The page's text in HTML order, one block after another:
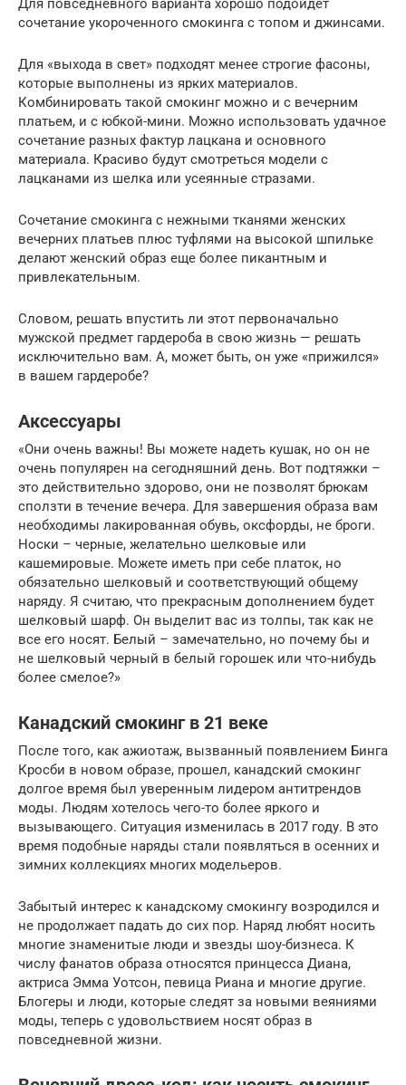
сочетание укороченного смокинга с топом и джинсами.
Для «выхода в свет» подходят менее строгие фасоны,
которые выполнены из ярких материалов.
Комбинировать такой смокинг можно и с вечерним
платьем, и с юбкой-мини. Можно использовать удачное
сочетание разных фактур лацкана и основного
материала. Красиво будут смотреться модели с
лацканами из шелка или усеянные стразами.
Сочетание смокинга с нежными тканями женских
вечерних платьев плюс туфлями на высокой шпильке
делают женский образ еще более пикантным и
привлекательным.
Словом, решать впустить ли этот первоначально
мужской предмет гардероба в свою жизнь — решать
исключительно вам. А, может быть, он уже «прижился»
в вашем гардеробе?
Аксессуары
«Они очень важны! Вы можете надеть кушак, но он не
очень популярен на сегодняшний день. Вот подтяжки –
это действительно здорово, они не позволят брюкам
сползти в течение вечера. Для завершения образа вам
необходимы лакированная обувь, оксфорды, не броги.
Носки – черные, желательно шелковые или
кашемировые. Можете иметь при себе платок, но
обязательно шелковый и соответствующий общему
наряду. Я считаю, что прекрасным дополнением будет
шелковый шарф. Он выделит вас из толпы, так как не
все его носят. Белый – замечательно, но почему бы и
не шелковый черный в белый горошек или что-нибудь
более смелое?»
Канадский смокинг в 21 веке
После того, как ажиотаж, вызванный появлением Бинга
Кросби в новом образе, прошел, канадский смокинг
долгое время был уверенным лидером антитрендов
моды. Людям хотелось чего-то более яркого и
вызывающего. Ситуация изменилась в 2017 году. В это
время подобные наряды стали появляться в осенних и
зимних коллекциях многих модельеров.
Забытый интерес к канадскому смокингу возродился и
не продолжает падать до сих пор. Наряд любят носить
многие знаменитые люди и звезды шоу-бизнеса. К
числу фанатов образа относятся принцесса Диана,
актриса Эмма Уотсон, певица Риана и многие другие.
Блогеры и люди, которые следят за новыми веяниями
моды, теперь с удовольствием носят образ в
повседневной жизни.